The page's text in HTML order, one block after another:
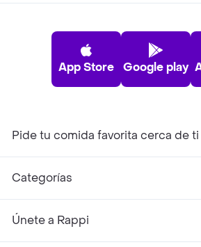
App Store Google play
Pide tu comida favorita cerca de ti
Categorías
Únete a Rappi